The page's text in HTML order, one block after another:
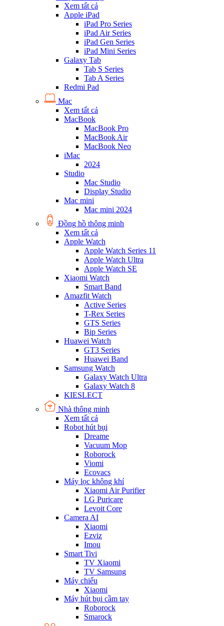
Xem tất cả
Apple iPad
iPad Pro Series
iPad Air Series
iPad Gen Series
iPad Mini Series
Galaxy Tab
Tab S Series
Tab A Series
Redmi Pad
Mac
Xem tất cả
MacBook
MacBook Pro
MacBook Air
MacBook Neo
iMac
2024
Studio
Mac Studio
Display Studio
Mac mini
Mac mini 2024
Đồng hồ thông minh
Xem tất cả
Apple Watch
Apple Watch Series 11
Apple Watch Ultra
Apple Watch SE
Xiaomi Watch
Smart Band
Amazfit Watch
Active Series
T-Rex Series
GTS Series
Bip Series
Huawei Watch
GT3 Series
Huawei Band
Samsung Watch
Galaxy Watch Ultra
Galaxy Watch 8
KIESLECT
Nhà thông minh
Xem tất cả
Robot hút bụi
Dreame
Vacuum Mop
Roborock
Viomi
Ecovacs
Máy lọc không khí
Xiaomi Air Purifier
LG Puricare
Levoit Core
Camera AI
Xiaomi
Ezviz
Imou
Smart Tivi
TV Xiaomi
TV Samsung
Máy chiếu
Xiaomi
Máy hút bụi cầm tay
Roborock
Smarock